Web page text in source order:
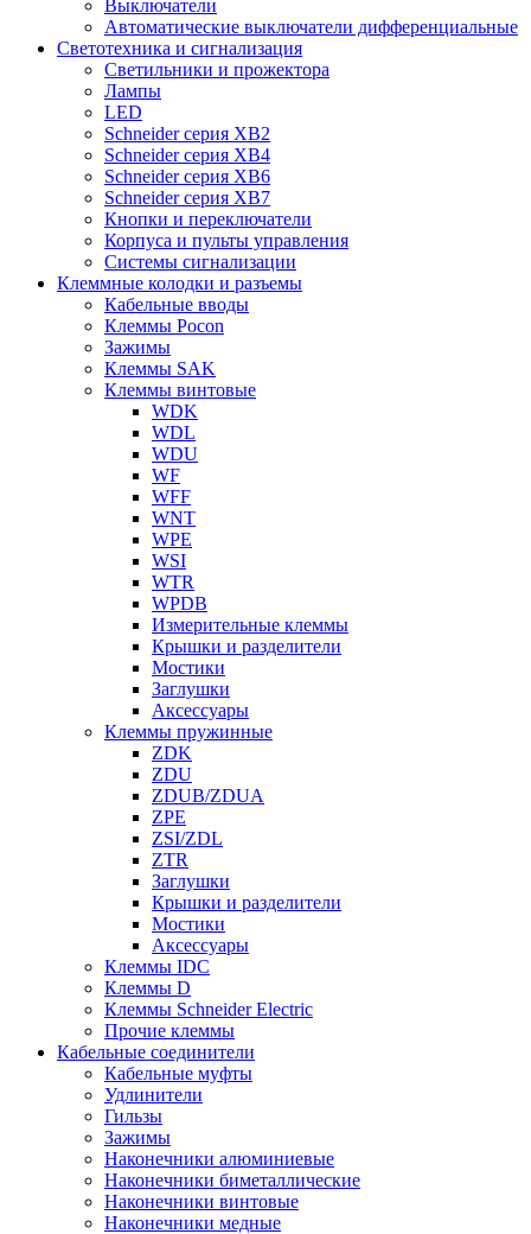
Выключатели
Автоматические выключатели дифференциальные
Светотехника и сигнализация
Светильники и прожектора
Лампы
LED
Schneider серия XB2
Schneider серия XB4
Schneider серия XB6
Schneider серия XB7
Кнопки и переключатели
Корпуса и пульты управления
Системы сигнализации
Клеммные колодки и разъемы
Кабельные вводы
Клеммы Pocon
Зажимы
Клеммы SAK
Клеммы винтовые
WDK
WDL
WDU
WF
WFF
WNT
WPE
WSI
WTR
WPDB
Измерительные клеммы
Крышки и разделители
Мостики
Заглушки
Аксессуары
Клеммы пружинные
ZDK
ZDU
ZDUB/ZDUA
ZPE
ZSI/ZDL
ZTR
Заглушки
Крышки и разделители
Мостики
Аксессуары
Клеммы IDC
Клеммы D
Клеммы Schneider Electric
Прочие клеммы
Кабельные соединители
Кабельные муфты
Удлинители
Гильзы
Зажимы
Наконечники алюминиевые
Наконечники биметаллические
Наконечники винтовые
Наконечники медные